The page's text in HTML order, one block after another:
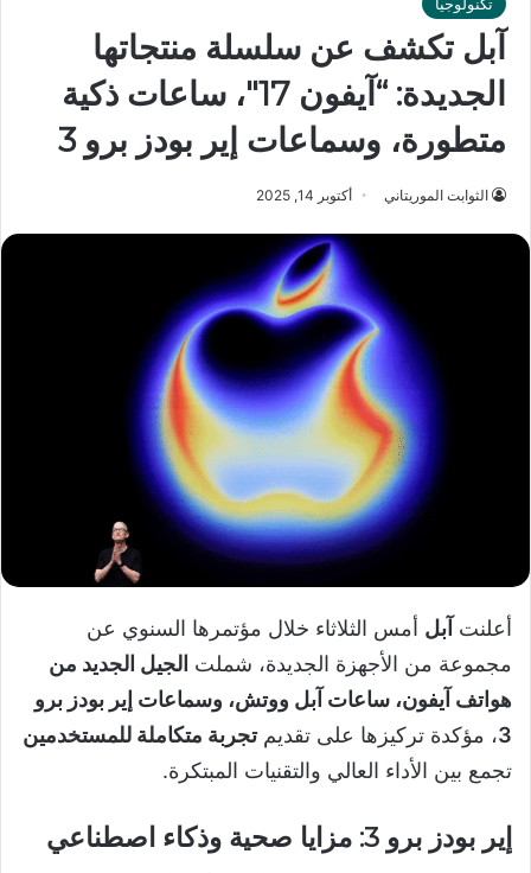
آبل تكشف عن سلسلة منتجاتها
الجديدة: “آيفون 17″، ساعات ذكية
متطورة، وسماعات إير بودز برو 3
الثوابت الموريتاني أكتوبر 14, 2025
أعلنت آبل أمس الثلاثاء خلال مؤتمرها السنوي عن
مجموعة من الأجهزة الجديدة، شملت الجيل الجديد من
هواتف آيفون، ساعات آبل ووتش، وسماعات إير بودز برو
3، مؤكدة تركيزها على تقديمتجربة متكاملة للمستخدمين
تجمع بين الأداء العالي والتقنيات المبتكرة.
إير بودز برو 3: مزايا صحية وذكاء اصطناعي